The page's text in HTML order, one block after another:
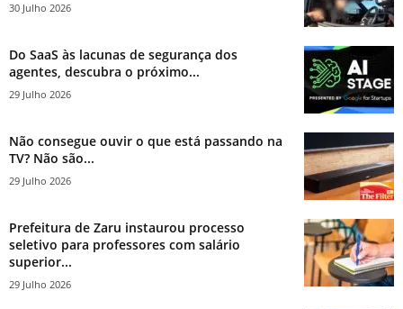
30 Julho 2026
Do SaaS às lacunas de segurança dos
agentes, descubra o próximo...
29 Julho 2026
Não consegue ouvir o que está passando na
TV? Não são...
29 Julho 2026
Prefeitura de Zaru instaurou processo
seletivo para professores com salário
superior...
29 Julho 2026